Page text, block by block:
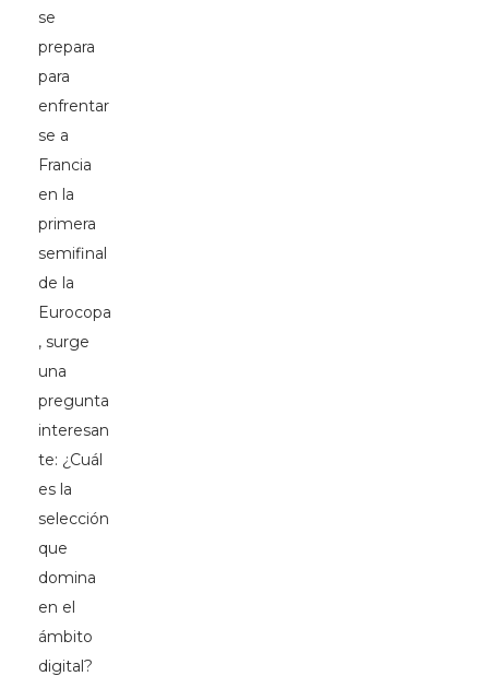
se
prepara
para
enfrentar
se a
Francia
en la
primera
semifinal
de la
Eurocopa
, surge
una
pregunta
interesan
te: ¿Cuál
es la
selección
que
domina
en el
ámbito
digital?